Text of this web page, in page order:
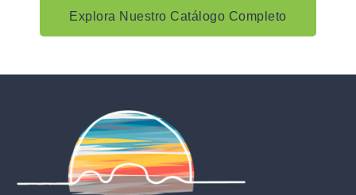
Explora Nuestro Catálogo Completo